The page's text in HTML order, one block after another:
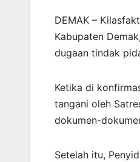
DEMAK –
Kabupaten
dugaan tindak
Ketika di
tangani oleh
dokumen-
Setelah itu,